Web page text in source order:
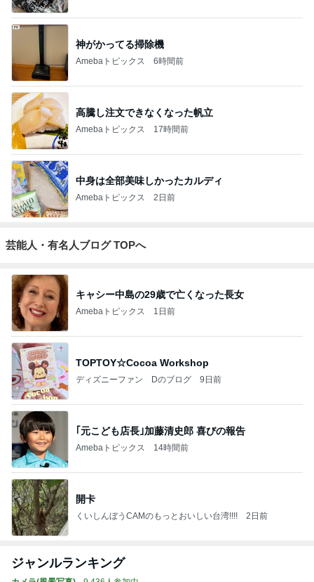
神がかってる掃除機
Amebaトピックス 6時間前
高騰し注文できなくなった帆立
Amebaトピックス 17時間前
中身は全部美味しかったカルディ
Amebaトピックス 2日前
芸能人・有名人ブログ TOPへ
キャシー中島の29歳で亡くなった長女
Amebaトピックス 1日前
TOPTOY☆Cocoa Workshop
ディズニーファン Dのブログ 9日前
｢元こども店長｣加藤清史郎 喜びの報告
Amebaトピックス 14時間前
開卡
くいしんぼうCAMのもっとおいしい台湾!!!! 2日前
ジャンルランキング